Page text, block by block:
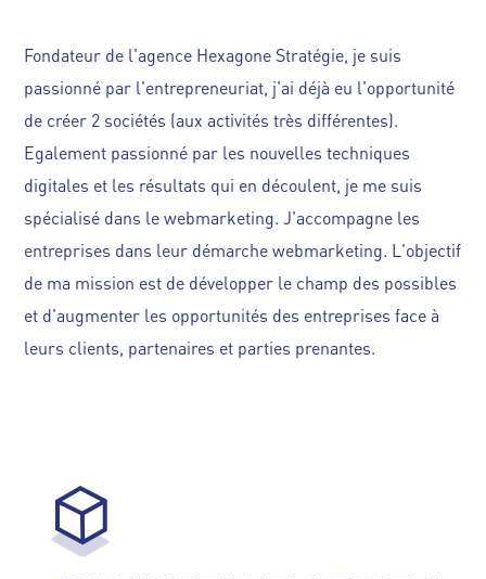
Fondateur de l'agence Hexagone Stratégie, je suis
passionné par l'entrepreneuriat, j'ai déjà eu l'opportunité
de créer 2 sociétés (aux activités très différentes).
Egalement passionné par les nouvelles techniques
digitales et les résultats qui en découlent, je me suis
spécialisé dans le webmarketing. J'accompagne les
entreprises dans leur démarche webmarketing. L'objectif
de ma mission est de développer le champ des possibles
et d'augmenter les opportunités des entreprises face à
leurs clients, partenaires et parties prenantes.